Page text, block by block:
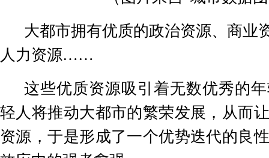
大都市拥有优质的政治资源、商业
人力资源……
这些优质资源吸引着无数优秀的
轻人将推动大都市的繁荣发展，从而
资源，于是形成了一个优势迭代的良